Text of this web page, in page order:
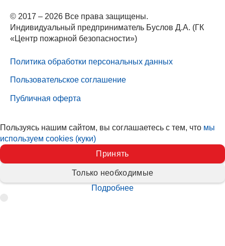
© 2017 – 2026 Все права защищены.
Индивидуальный предприниматель Буслов Д.А. (ГК
«Центр пожарной безопасности»)
Политика обработки персональных данных
Пользовательское соглашение
Публичная оферта
Пользуясь нашим сайтом, вы соглашаетесь с тем, что мы
используем cookies (куки)
Принять
Только необходимые
Подробнее